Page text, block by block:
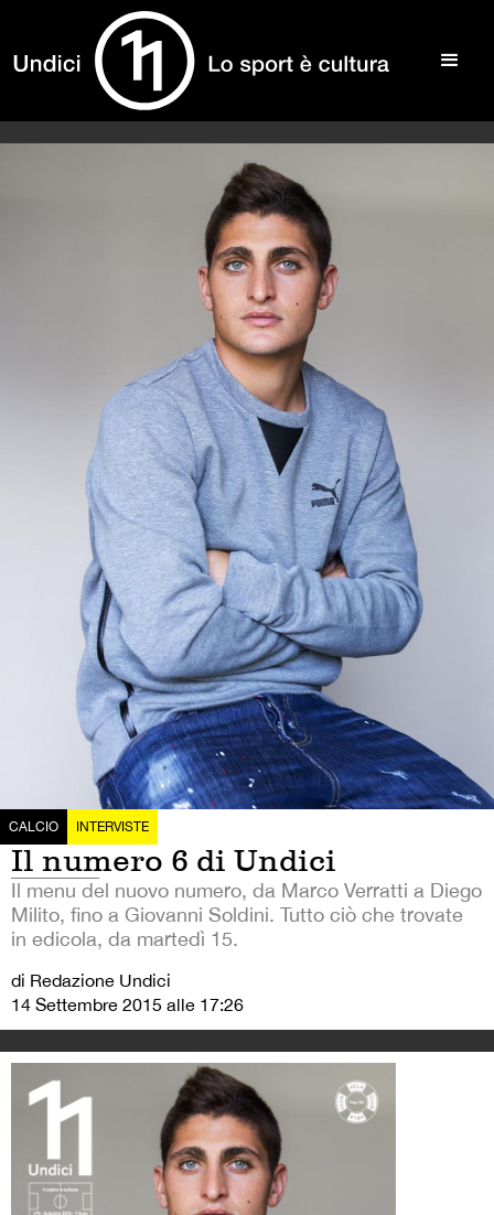
CALCIO INTERVISTE
Il numero 6 di Undici
Il menu del nuovo numero, da Marco Verratti a Diego
Milito, fino a Giovanni Soldini. Tutto ciò che trovate
in edicola, da martedì 15.
di Redazione Undici
14 Settembre 2015 alle 17:26